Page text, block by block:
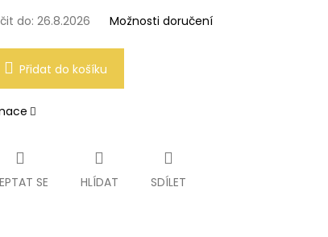
do: 26.8.2026 Možnosti doručení
Přidat do košíku
SE HLÍDAT SDÍLET